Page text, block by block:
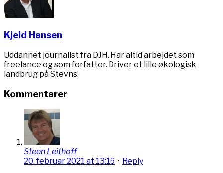
Kjeld Hansen
Uddannet journalist fra DJH. Har altid arbejdet som
freelance og som forfatter. Driver et lille økologisk
landbrug på Stevns.
Kommentarer
Steen Leithoff
20. februar 2021 at 13:16 · Reply